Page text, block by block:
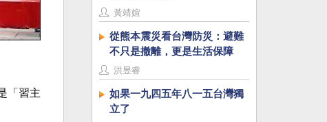
「習主
黃靖媗
從熊本震災看台灣防災：避難
不只是撤離，更是生活保障
洪昱睿
如果一九四五年八一五台灣獨
立了